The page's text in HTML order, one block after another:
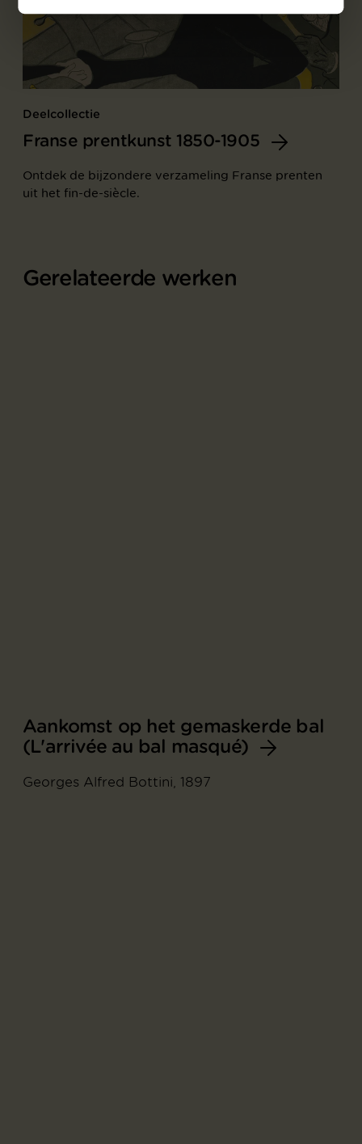
Deelcollectie
Franse prentkunst 1850-1905
Ontdek de bijzondere verzameling Franse prenten
uit het fin-de-siècle.
Gerelateerde werken
Aankomst op het gemaskerde bal
(L'arrivée au bal masqué)
Georges Alfred Bottini, 1897